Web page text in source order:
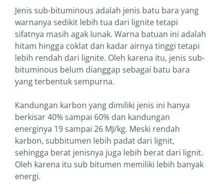
Jenis sub-bituminous adalah jenis batu bara yang
warnanya sedikit lebih tua dari lignite tetapi
sifatnya masih agak lunak. Warna batuan ini adalah
hitam hingga coklat dan kadar airnya tinggi tetapi
lebih rendah dari lignite. Oleh karena itu, jenis sub-
bituminous belum dianggap sebagai batu bara
yang terbentuk sempurna.
Kandungan karbon yang dimiliki jenis ini hanya
berkisar 40% sampai 60% dan kandungan
energinya 19 sampai 26 MJ/kg. Meski rendah
karbon, subbitumen lebih padat dari lignit,
sehingga berat jenisnya juga lebih berat dari lignit.
Oleh karena itu sub bitumen memiliki lebih banyak
energi.